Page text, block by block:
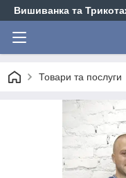
Вишиванка та
Товари та послуги